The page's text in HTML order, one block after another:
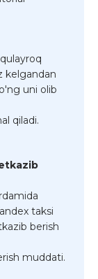
kelgandan
uni olib
qiladi.
taksi
berish
muddati.